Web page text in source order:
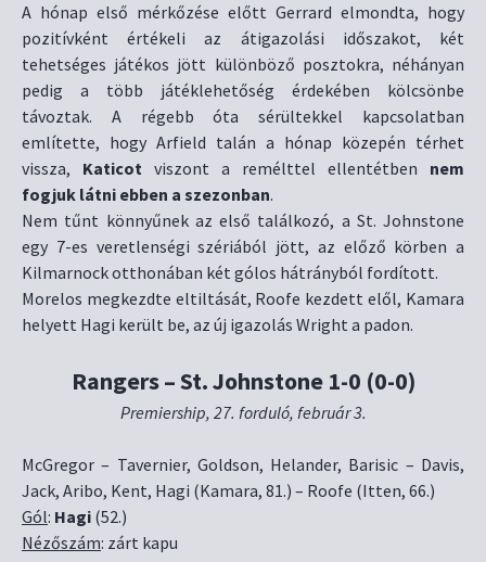
A hónap első mérkőzése előtt Gerrard elmondta, hogy
pozitívként értékeli az átigazolási időszakot, két
tehetséges játékos jött különböző posztokra, néhányan
pedig a több játéklehetőség érdekében kölcsönbe
távoztak. A régebb óta sérültekkel kapcsolatban
említette, hogy Arfield talán a hónap közepén térhet
vissza, Katicot viszont a remélttel ellentétben nem
fogjuk látni ebben a szezonban.
Nem tűnt könnyűnek az első találkozó, a St. Johnstone
egy 7-es veretlenségi szériából jött, az előző körben a
Kilmarnock otthonában két gólos hátrányból fordított.
Morelos megkezdte eltiltását, Roofe kezdett elől, Kamara
helyett Hagi került be, az új igazolás Wright a padon.
Rangers – St. Johnstone 1-0 (0-0)
Premiership, 27. forduló, február 3.
McGregor – Tavernier, Goldson, Helander, Barisic – Davis,
Jack, Aribo, Kent, Hagi (Kamara, 81.) – Roofe (Itten, 66.)
Gól: Hagi (52.)
Nézőszám: zárt kapu